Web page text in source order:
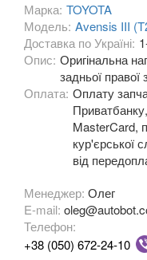
MINI
MITSUBISHI
NISSAN
PEUGEOT
RENAULT
ROVER
Марка: TOYOTA
Модель: Avensis III
Доставка по Україні:
Опис: Оригінальна
задньої правої
Оплата: Оплату
MasterCard,
кур'єрської
від
Менеджер: Олег
E-mail:
Телефон:
+38 (050) 672-24-10